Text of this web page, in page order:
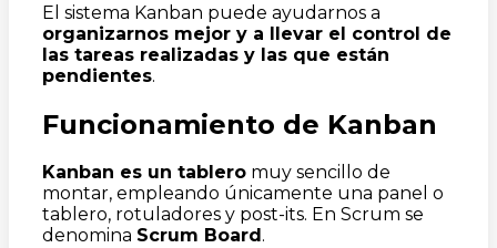
El sistema Kanban puede ayudarnos a
organizarnos mejor y a llevar el control de
las tareas realizadas y las que están
pendientes.
Funcionamiento de Kanban
Kanban es un tablero muy sencillo de
montar, empleando únicamente una panel o
tablero, rotuladores y post-its. En Scrum se
denomina Scrum Board .